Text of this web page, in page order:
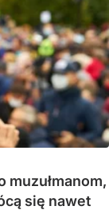
muzułmanom,
się nawet